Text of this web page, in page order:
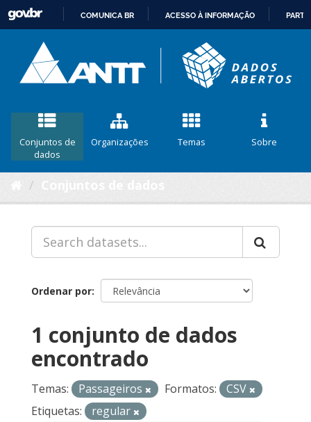
CONTEÚDO
COMUNICA BR ACESSO À INFORMAÇÃO
Conjuntos de
dados
Organizações Temas Sobre
Ordenar por
1 conjunto de dados
encontrado
Temas: Passageiros Formatos:
CSV
Etiquetas:
regular